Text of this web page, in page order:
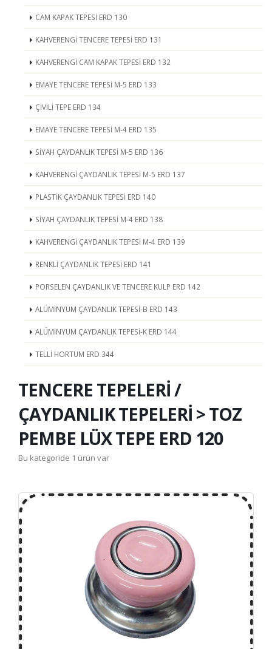
CAM KAPAK TEPESİ ERD 130
KAHVERENGİ TENCERE TEPESİ ERD 131
KAHVERENGİ CAM KAPAK TEPESİ ERD 132
EMAYE TENCERE TEPESİ M-5 ERD 133
ÇİVİLİ TEPE ERD 134
EMAYE TENCERE TEPESİ M-4 ERD 135
SİYAH ÇAYDANLIK TEPESİ M-5 ERD 136
KAHVERENGİ ÇAYDANLIK TEPESİ M-5 ERD 137
PLASTİK ÇAYDANLIK TEPESİ ERD 140
SİYAH ÇAYDANLIK TEPESİ M-4 ERD 138
KAHVERENGİ ÇAYDANLIK TEPESİ M-4 ERD 139
RENKLİ ÇAYDANLIK TEPESİ ERD 141
PORSELEN ÇAYDANLIK VE TENCERE KULP ERD 142
ALÜMİNYUM ÇAYDANLIK TEPESİ-B ERD 143
ALÜMİNYUM ÇAYDANLIK TEPESİ-K ERD 144
TELLİ HORTUM ERD 344
TENCERE TEPELERİ /
ÇAYDANLIK TEPELERİ > TOZ
PEMBE LÜX TEPE ERD 120
Bu kategoride 1 ürün var